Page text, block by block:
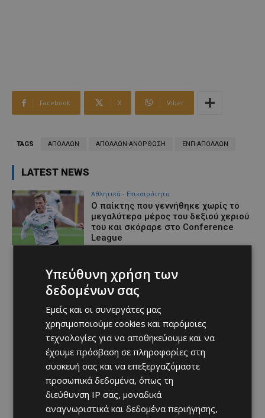
Facebook X Viber
TAGS ΑΠΟΛΛΩΝ ΑΠΟΛΛΩΝ-ΑΝΟΡΘΩΣΗ ΕΝΠ-ΑΠΟΛΛΩΝ
LATEST NEWS
Αθλητικά - Επικαιρότητα
Ο παίκτης που γεννήθηκε χωρίς το
μεγαλύτερο μέρος του δεξιού χεριού
του και σκόραρε στο Conference
League
Υπεύθυνη χρήση των
δεδομένων σας
Εμείς και οι συνεργάτες μας
χρησιμοποιούμε cookies και παρόμοιες
τεχνολογίες για να αποθηκεύουμε και να
έχουμε πρόσβαση σε πληροφορίες στη
συσκευή σας και να επεξεργαζόμαστε
προσωπικά δεδομένα, όπως τη
διεύθυνση IP σας, μοναδικά
αναγνωριστικά και δεδομένα περιήγησης,